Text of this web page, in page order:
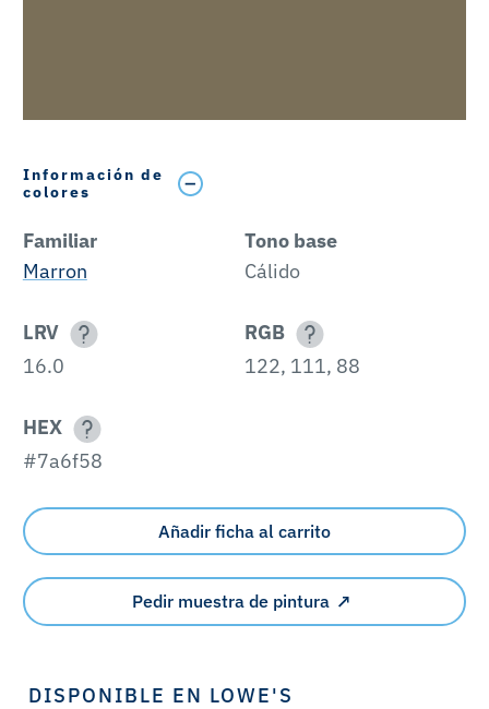
Información de
colores
Familiar
Marron
Tono base
Cálido
LRV
16.0
RGB
122, 111, 88
HEX
#7a6f58
Añadir ficha al carrito
Pedir muestra de pintura
DISPONIBLE EN LOWE'S